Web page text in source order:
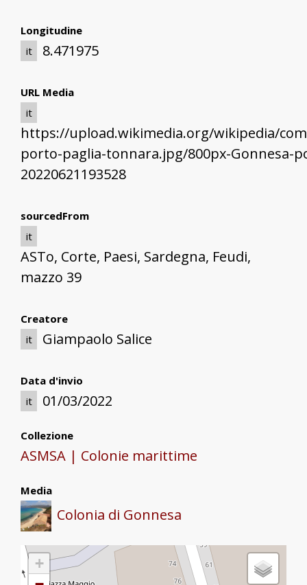
Longitudine
it
8.471975
URL Media
it
https://upload.wikimedia.org/wikipedia/
porto-paglia-tonnara.jpg/800px-Gonnesa-
20220621193528
sourcedFrom
it
ASTo, Corte, Paesi, Sardegna, Feudi,
mazzo 39
Creatore
it
Giampaolo Salice
Data d'invio
it
01/03/2022
Collezione
ASMSA | Colonie marittime
Media
Colonia di Gonnesa
+